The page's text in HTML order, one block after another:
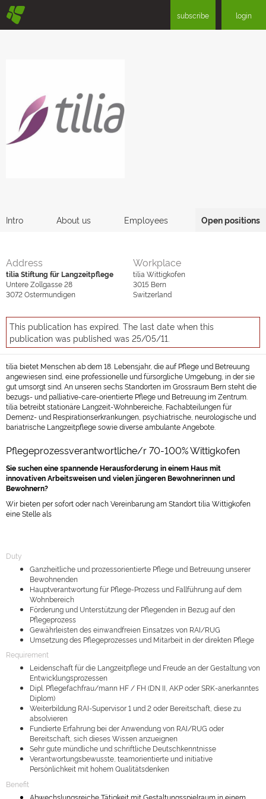
§ subscribe login
Intro About us Employees Open positions
Address
tilia Stiftung für Langzeitpflege
Untere Zollgasse 28
3072Ostermundigen
Workplace
tilia Wittigkofen
3015 Bern
Switzerland
This publication has expired. The last date when this
publication was published was 25/05/11.
tilia bietet Menschen ab dem 18. Lebensjahr, die auf Pflege und Betreuung
angewiesen sind, eine professionelle und fürsorgliche Umgebung, in der sie
gut umsorgt sind. An unseren sechs Standorten im Grossraum Bern steht die
bezugs- und palliative-care-orientierte Pflege und Betreuung im Zentrum.
tilia betreibt stationäre Langzeit-Wohnbereiche, Fachabteilungen für
Demenz- und Respirationserkrankungen, psychiatrische, neurologische und
bariatrische Langzeitpflege sowie diverse ambulante Angebote.
Pflegeprozessverantwortliche/r 70-100% Wittigkofen
Sie suchen eine spannende Herausforderung in einem Haus mit
innovativen Arbeitsweisen und vielen jüngeren Bewohnerinnen und
Bewohnern?
Wir bieten per sofort oder nach Vereinbarung am Standort tilia Wittigkofen
eine Stelle als
Duty
Ganzheitliche und prozessorientierte Pflege und Betreuung unserer
Bewohnenden
Hauptverantwortung für Pflege-Prozess und Fallführung auf dem
Wohnbereich
Förderung und Unterstützung der Pflegenden in Bezug auf den
Pflegeprozess
Gewährleisten des einwandfreien Einsatzes von RAI/RUG
Umsetzung des Pflegeprozesses und Mitarbeit in der direkten Pflege
Requirement
Leidenschaft für die Langzeitpflege und Freude an der Gestaltung von
Entwicklungsprozessen
Dipl. Pflegefachfrau/mann HF / FH (DN II, AKP oder SRK-anerkanntes
Diplom)
Weiterbildung RAI-Supervisor 1 und 2 oder Bereitschaft, diese zu
absolvieren
Fundierte Erfahrung bei der Anwendung von RAI/RUG oder
Bereitschaft, sich dieses Wissen anzueignen
Sehr gute mündliche und schriftliche Deutschkenntnisse
Verantwortungsbewusste, teamorientierte und initiative
Persönlichkeit mit hohem Qualitätsdenken
Benefit
Abwechslungsreiche Tätigkeit mit Gestaltungsspielraum in einem